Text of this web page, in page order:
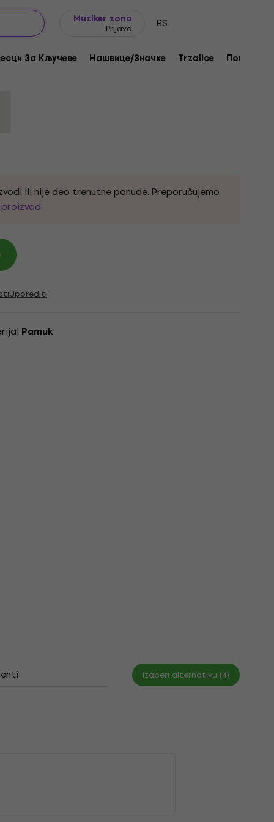
Muziker zona
Prijava RS
За Кључеве Нашвице/Значке Trzalice Поклони
Košulja
ili nije deo trenutne ponude. Preporučujemo
.
Uporediti
Pamuk
Izaberi alternativu (4)